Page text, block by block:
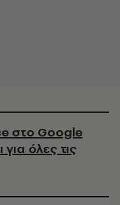
στο Google
όλες τις